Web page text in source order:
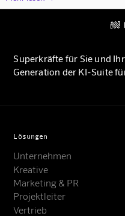
Superkräfte für Sie und
Generation der KI-Suite
Lösungen
Unternehmen
Kreative
Marketing & PR
Projektleiter
Vertrieb